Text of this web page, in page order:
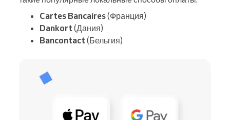
Cartes Bancaires(Франция)
Dankort(Дания)
Bancontact(Бельгия)